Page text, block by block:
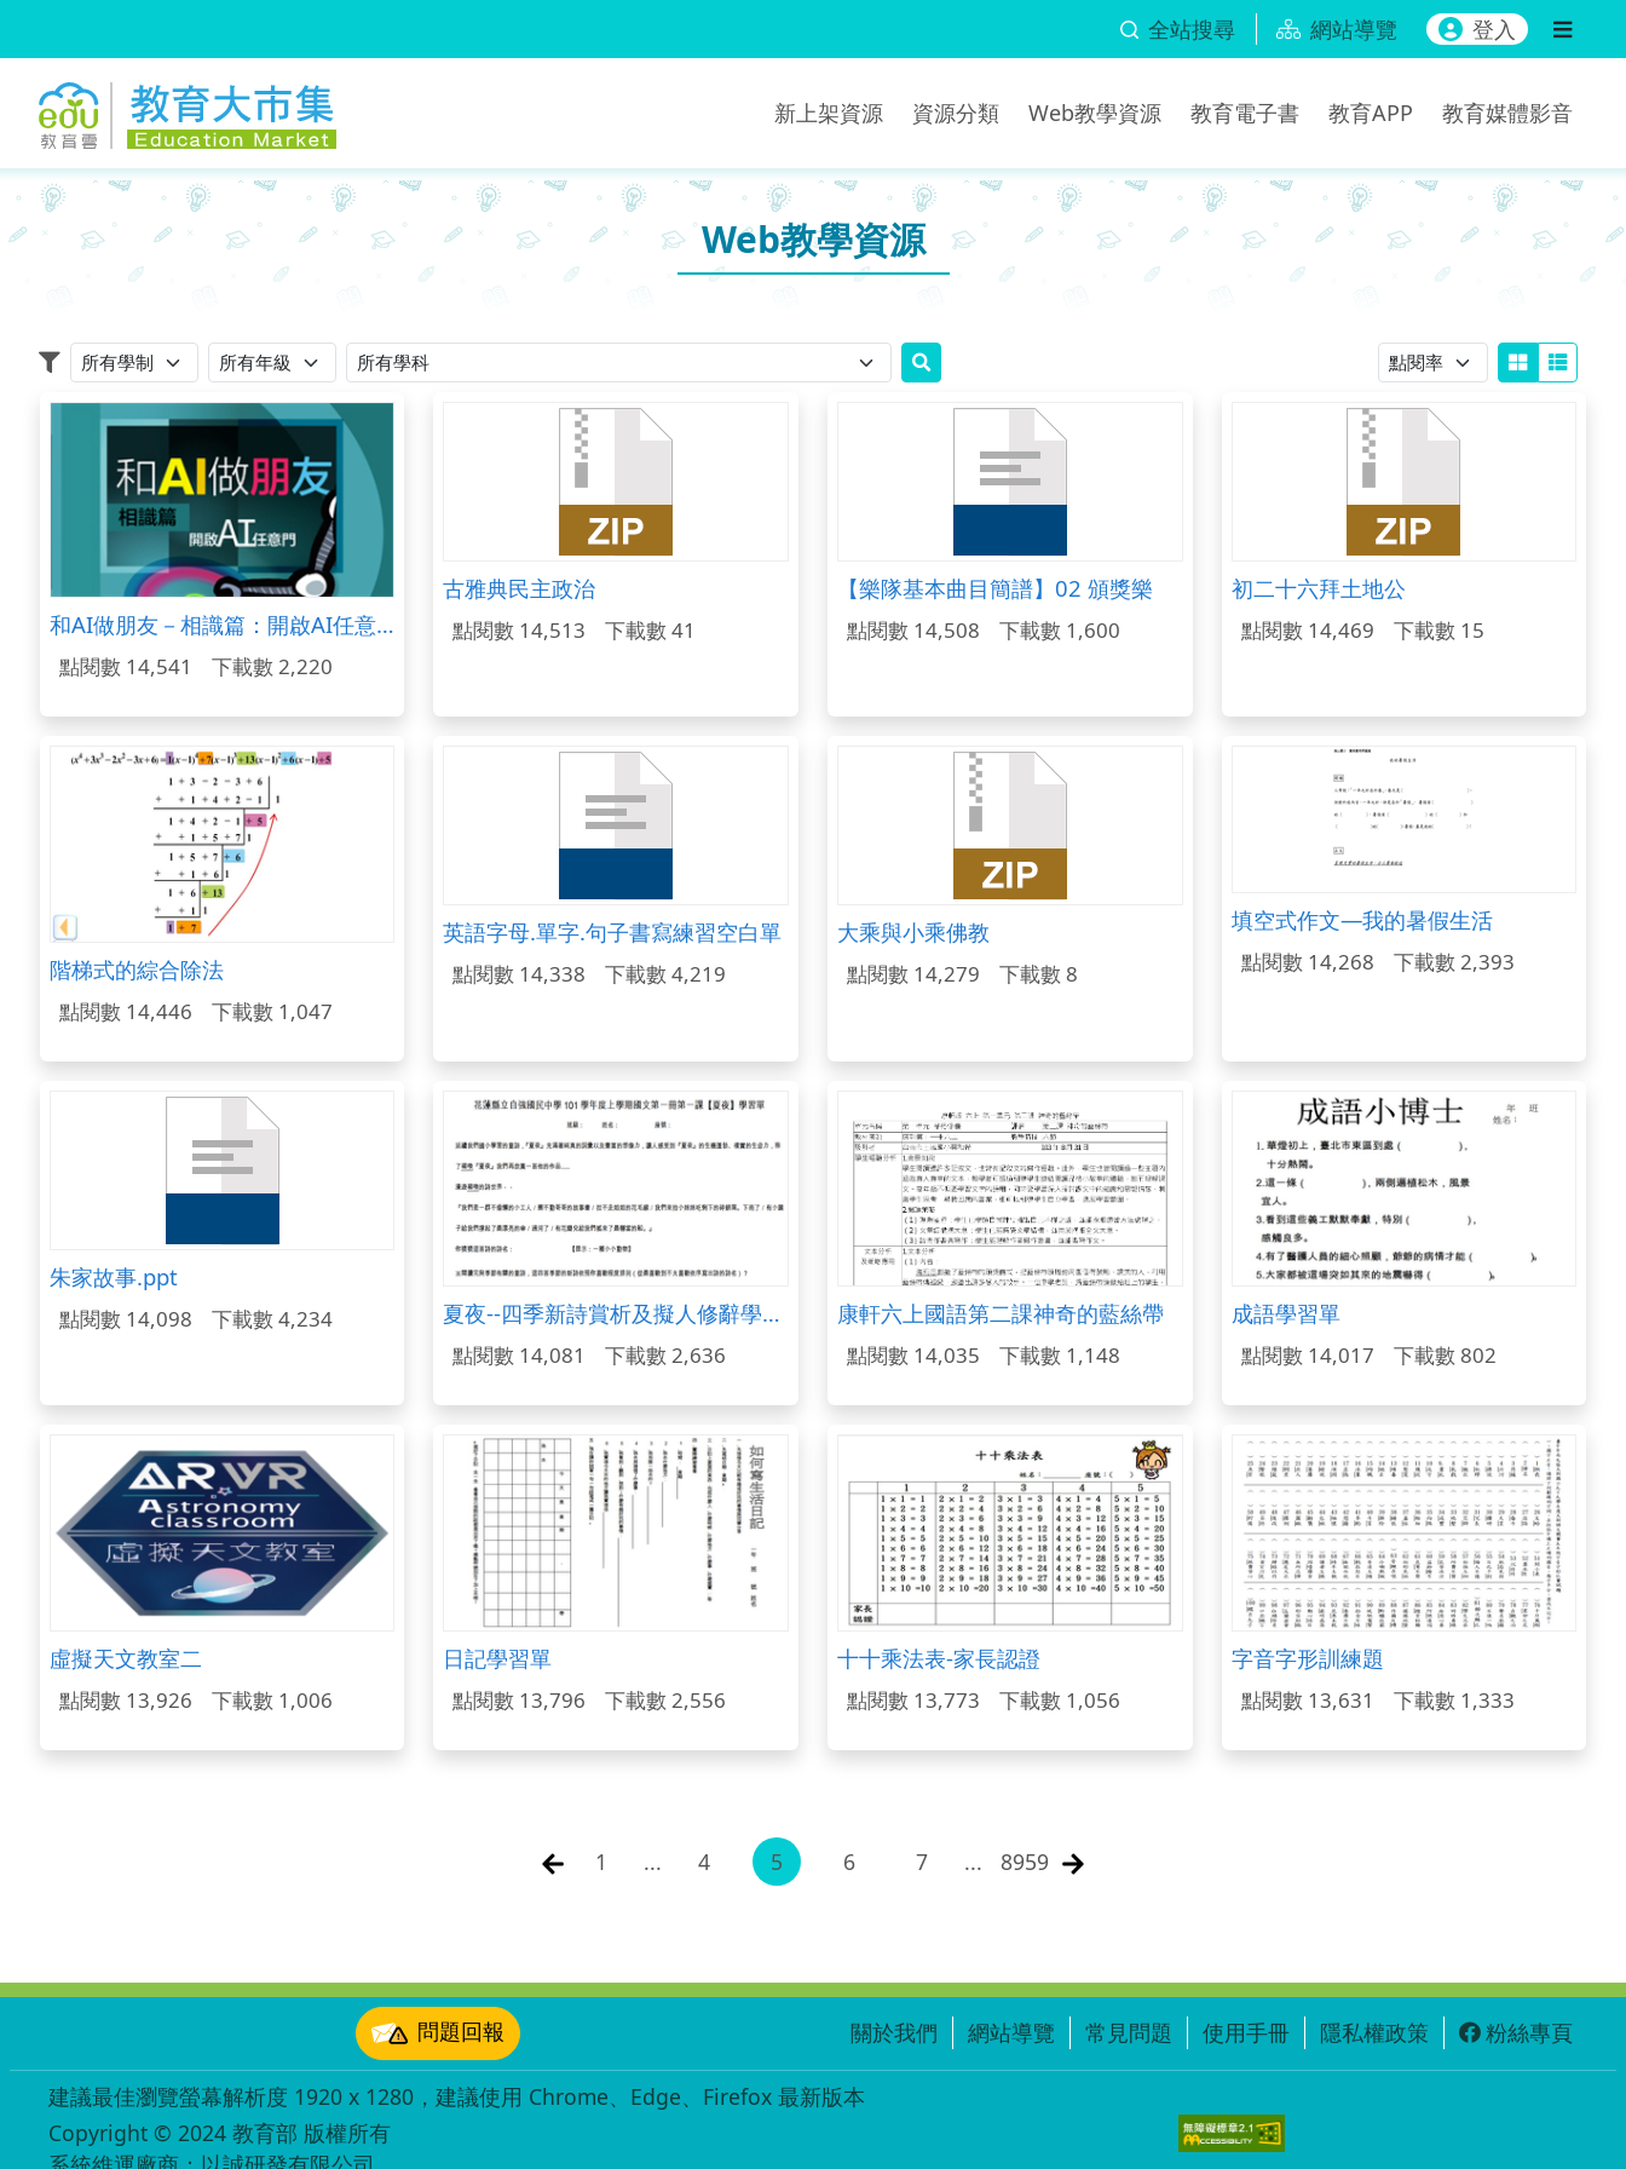
全站搜尋 網站導覽 登入
新上架資源 資源分類 Web教學資源 教育電子書 教育APP 教育媒體影音
Web教學資源
適用學制 適用年級 適用學科
和AI做朋友－相識篇：開啟AI任意門 (國中教材)
點閱數 14,541 下載數 2,220
古雅典民主政治
點閱數 14,513 下載數 41
【樂隊基本曲目簡譜】02 頒獎樂
點閱數 14,508 下載數 1,600
初二十六拜土地公
點閱數 14,469 下載數 15
階梯式的綜合除法
點閱數 14,446 下載數 1,047
英語字母.單字.句子書寫練習空白單
點閱數 14,338 下載數 4,219
大乘與小乘佛教
點閱數 14,279 下載數 8
填空式作文—我的暑假生活
點閱數 14,268 下載數 2,393
朱家故事.ppt
點閱數 14,098 下載數 4,234 夏夜--四季新詩賞析及擬人修辭學習單
點閱數 14,081 下載數 2,636
康軒六上國語第二課神奇的藍絲帶
點閱數 14,035 下載數 1,148
成語學習單
點閱數 14,017 下載數 802
虛擬天文教室二
點閱數 13,926 下載數 1,006
日記學習單
點閱數 13,796 下載數 2,556
十十乘法表-家長認證
點閱數 13,773 下載數 1,056
字音字形訓練題
點閱數 13,631 下載數 1,333
1 ... 4 5 6 7 ... 8959
問題回報 關於我們 網站導覽 常見問題 使用手冊 隱私權政策 粉絲專頁
建議最佳瀏覽螢幕解析度 1920 x 1280，建議使用 Chrome、Edge、Firefox 最新版本
Copyright © 2024 教育部 版權所有